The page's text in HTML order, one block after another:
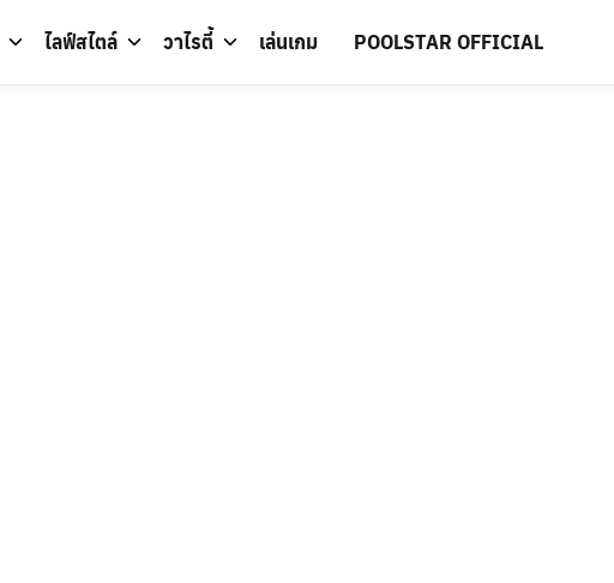
ไลฟ์สไตล์ วาไรตี้ เล่นเกม POOLSTAR OFFICIAL